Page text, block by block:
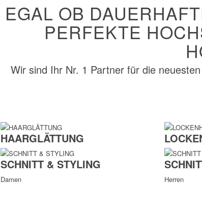
EGAL OB
PERFEKTE
Wir sind Ihr Nr. 1 Partner für die
HAARGLÄTTUNG
SCHNITT & STYLING
Damen Herren